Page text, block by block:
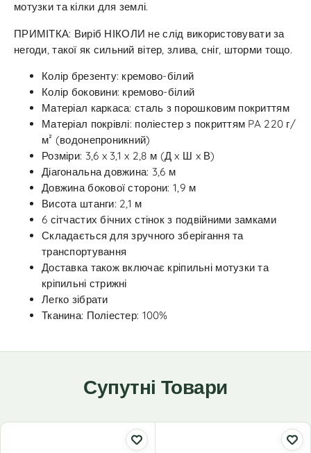
мотузки та кілки для землі.
ПРИМІТКА: Виріб НІКОЛИ не слід використовувати за
негоди, такої як сильний вітер, злива, сніг, шторми тощо.
Колір брезенту: кремово-білий
Колір боковини: кремово-білий
Матеріал каркаса: сталь з порошковим покриттям
Матеріал покрівлі: поліестер з покриттям PA 220 г/
м² (водонепроникний)
Розміри: 3,6 x 3,1 x 2,8 м (Д x Ш x В)
Діагональна довжина: 3,6 м
Довжина бокової сторони: 1,9 м
Висота штанги: 2,1 м
6 сітчастих бічних стінок з подвійними замками
Складається для зручного зберігання та
транспортування
Доставка також включає кріпильні мотузки та
кріпильні стрижні
Легко зібрати
Тканина: Поліестер: 100%
Супутні Товари